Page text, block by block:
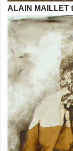
ALAIN MAILLET